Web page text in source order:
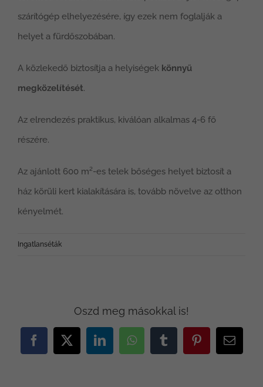
szárítógép elhelyezésére, így ezek nem foglalják a
helyet a fürdőszobában.
A közlekedő biztosítja a helyiségek könnyű
megközelítését.
Az elrendezés praktikus, kiválóan alkalmas 4-6 fő
részére.
Az ajánlott 600 m²-es telek bőséges helyet biztosít a
ház körüli kert kialakítására is, tovább növelve az otthon
kényelmét.
Ingatlanséták
Oszd meg másokkal is!
Facebook
X LinkedInWhatsAppTumblrPinterestEmail: